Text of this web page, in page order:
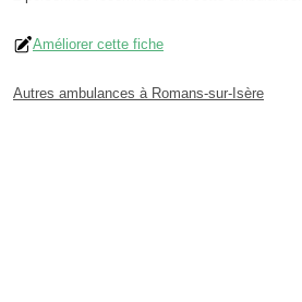
Améliorer cette fiche
Autres ambulances à Romans-sur-Isère